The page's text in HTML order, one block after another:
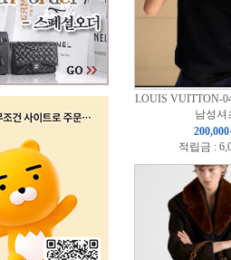
LOUIS VUITTON-
남성셔
적립금 :